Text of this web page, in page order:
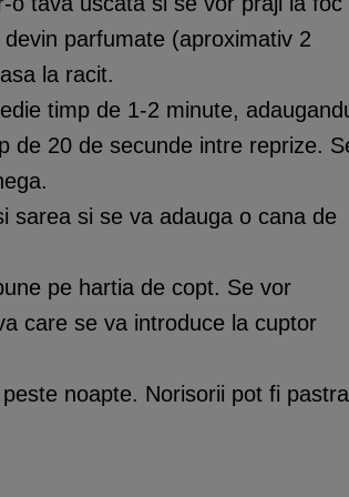
parfumate (aproximativ 2
la racit.
timp de 1-2 minute,
de 20 de secunde intre reprize.
sarea si se va adauga o cana de
pe hartia de copt. Se vor
care se va introduce la cuptor
noapte. Norisorii pot fi